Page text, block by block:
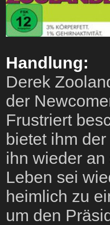
Handlung:
Derek
der
Frustriert
bietet ihm
ihn wieder
Leben sei
heimlich zu
um den